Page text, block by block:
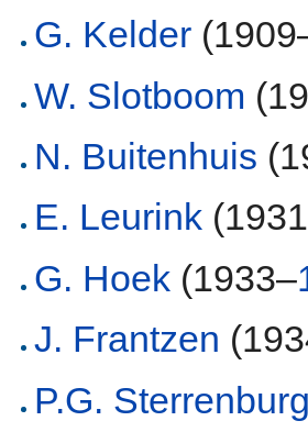
G. Kelder
W. Slotboom
N. Buitenhuis
E. Leurink
G. Hoek (1933–
J. Frantzen
P.G.